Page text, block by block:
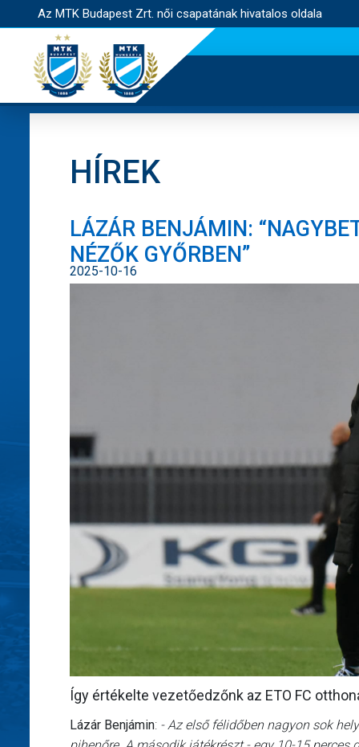
Az MTK Budapest Zrt. női csapatának hivatalos oldala
HÍREK
LÁZÁR BENJÁMIN:
NÉZŐK GYŐRBEN”
2025-10-16
Így értékelte vezetőedzőnk az ETO FC
Lázár Benjámin: - Az első félidőben nagyon sok